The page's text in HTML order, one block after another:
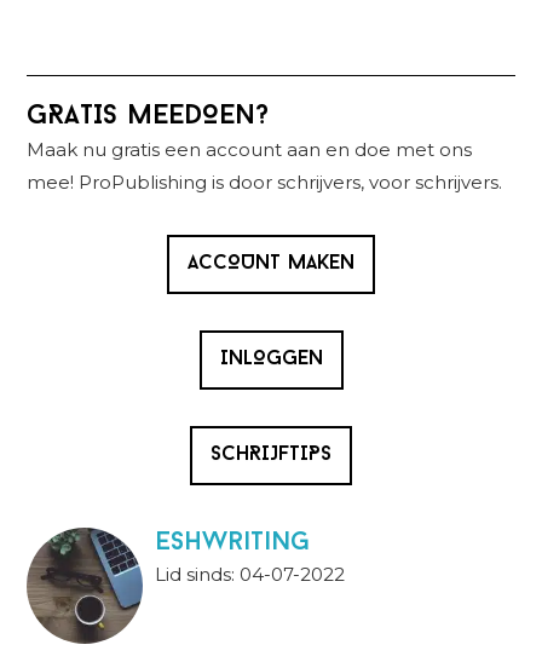
Primaire
Sidebar
GRATIS MEEDOEN?
Maak nu gratis een account aan en doe met ons
mee! ProPublishing is door schrijvers, voor schrijvers.
ACCOUNT MAKEN
INLOGGEN
SCHRIJFTIPS
ESHwriting
Lid sinds: 04-07-2022